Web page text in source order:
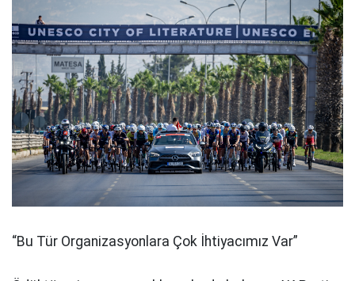
“Bu Tür Organizasyonlara Çok İhtiyacımız Var”